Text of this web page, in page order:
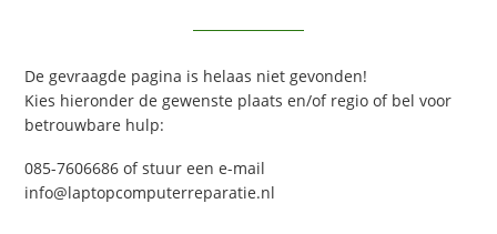
De gevraagde pagina is helaas niet gevonden!
Kies hieronder de gewenste plaats en/of regio of bel voor
betrouwbare hulp:
085-7606686 of stuur een e-mail
info@laptopcomputerreparatie.nl